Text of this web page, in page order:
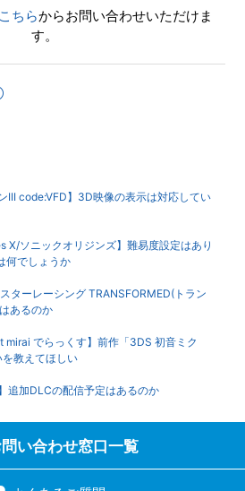
こちらからお問い合わせいただけま
す。
III code:VFD】3D映像の表示は対応してい
X/ソニックオリジンズ】難易度設定はあり
何でしょうか
ターレーシング TRANSFORMED(トラン
あるのか
mirai でらっくす】前作「3DS 初音ミク
教えてほしい
追加DLCの配信予定はあるのか
い合わせ窓口一覧